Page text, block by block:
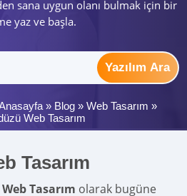
sana uygun olanı bulmak için bir
yaz ve başla.
Yazılım Ara
» Blog » Web Tasarım »
Web Tasarım
Tasarım
Tasarım olarak bugüne